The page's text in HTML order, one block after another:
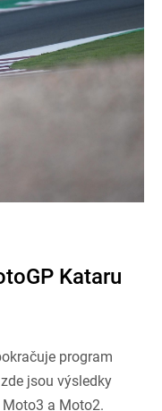
Kataru
program
jsou výsledky
a Moto2.